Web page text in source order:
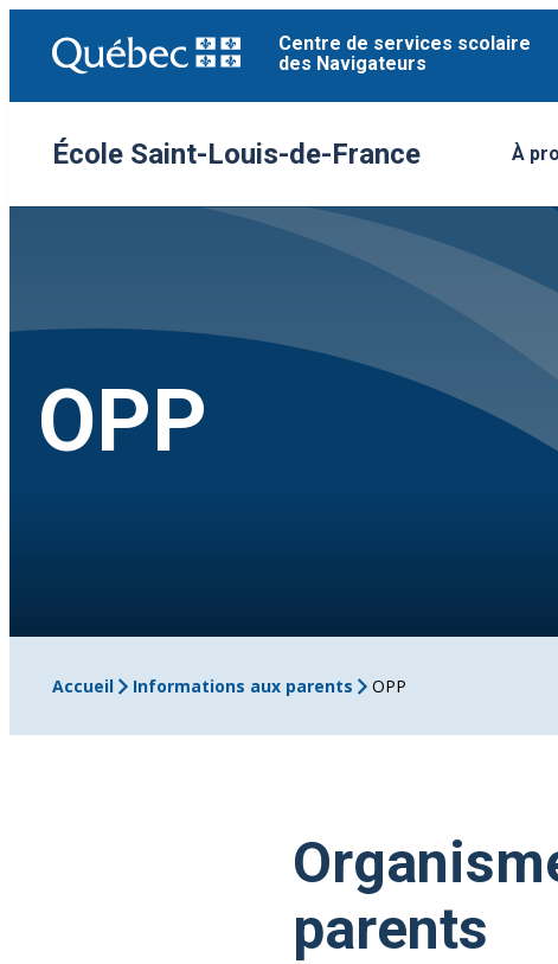
contenu
Centre de services scolaire
des Navigateurs
École Saint-Louis-de-France À
OPP
Accueil Informations aux parents OPP
parents